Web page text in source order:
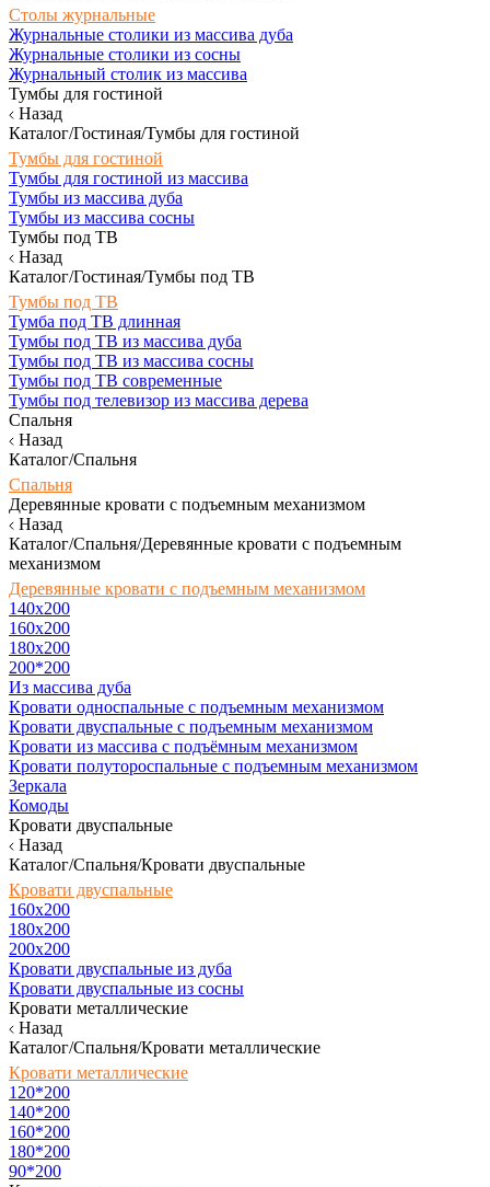
Столы журнальные
Журнальные столики из массива дуба
Журнальные столики из сосны
Журнальный столик из массива
Тумбы для гостиной
Назад
Каталог/Гостиная/Тумбы для гостиной
Тумбы для гостиной
Тумбы для гостиной из массива
Тумбы из массива дуба
Тумбы из массива сосны
Тумбы под ТВ
Назад
Каталог/Гостиная/Тумбы под ТВ
Тумбы под ТВ
Тумба под ТВ длинная
Тумбы под ТВ из массива дуба
Тумбы под ТВ из массива сосны
Тумбы под ТВ современные
Тумбы под телевизор из массива дерева
Спальня
Назад
Каталог/Спальня
Спальня
Деревянные кровати с подъемным механизмом
Назад
Каталог/Спальня/Деревянные кровати с подъемным
механизмом
Деревянные кровати с подъемным механизмом
140x200
160х200
180х200
200*200
Из массива дуба
Кровати односпальные с подъемным механизмом
Кровати двуспальные с подъемным механизмом
Кровати из массива с подъёмным механизмом
Кровати полутороспальные с подъемным механизмом
Зеркала
Комоды
Кровати двуспальные
Назад
Каталог/Спальня/Кровати двуспальные
Кровати двуспальные
160х200
180x200
200x200
Кровати двуспальные из дуба
Кровати двуспальные из сосны
Кровати металлические
Назад
Каталог/Спальня/Кровати металлические
Кровати металлические
120*200
140*200
160*200
180*200
90*200